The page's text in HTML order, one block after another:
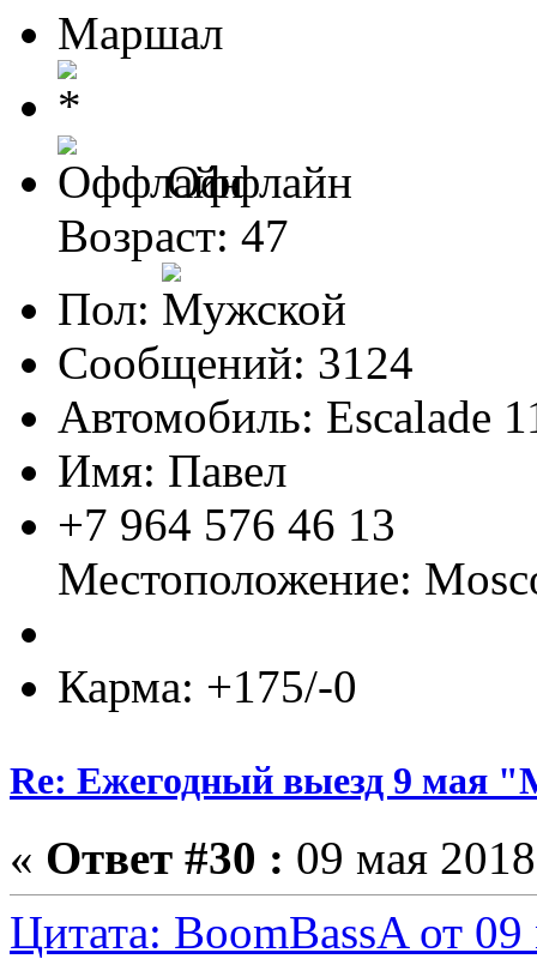
Маршал
Оффлайн
Возраст: 47
Пол:
Сообщений: 3124
Автомобиль: Escalade
Имя: Павел
+7 964 576 46 13
Местоположение:
Карма: +175/-0
Re: Ежегодный выезд 9 мая
« Ответ #30 : 09 мая
Цитата: BoomBassA от